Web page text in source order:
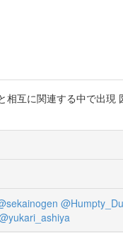
互に関連する中で出現